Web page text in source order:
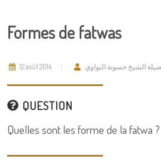
Formes de fatwas
12 août 2014 الشيخ حسونة النواوي
QUESTION
Quelles sont les forme de la fatwa ?